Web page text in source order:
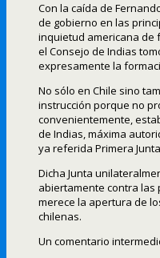
Con la caída de
de gobierno en las
inquietud americana de
el Consejo de Indias
expresamente la
No sólo en Chile sino
instrucción porque no
convenientemente,
de Indias, máxima
ya referida Primera
Dicha Junta
abiertamente contra las
merece la apertura de
chilenas.
Un comentario